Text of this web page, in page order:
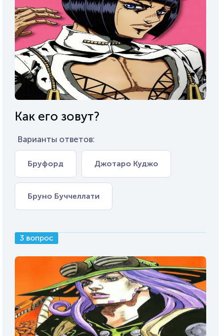
Как его зовут?
Варианты ответов:
Бруфорд Джотаро Куджо
Бруно Буччеллати
3 вопрос